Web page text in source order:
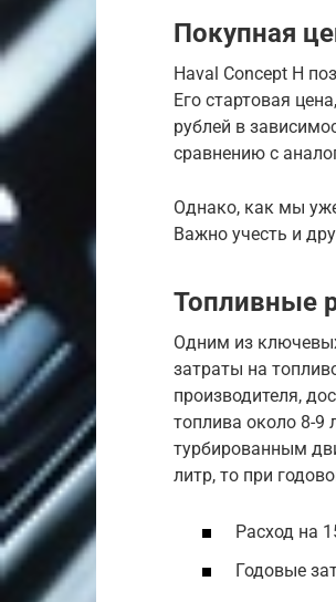
Покупная
Haval Concept H
Его стартовая
рублей в
сравнению с
Однако, как мы
Важно учесть и
Топливные
Одним из
затраты на
производителя,
топлива около 8-9
турбированным
литр, то при
Расход на
Годовые